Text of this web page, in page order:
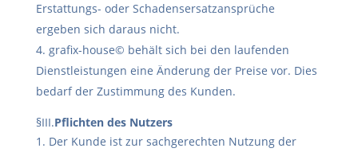
Erstattungs- oder Schadensersatzansprüche
ergeben sich daraus nicht.
grafix-house© behält sich bei den laufenden
Dienstleistungen eine Änderung der Preise vor. Dies
bedarf der Zustimmung des Kunden.
§III.Pflichten des Nutzers
Der Kunde ist zur sachgerechten Nutzung der